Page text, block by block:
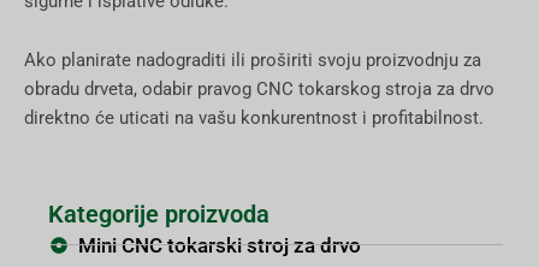
Ako planirate nadograditi ili proširiti svoju proizvodnju za
obradu drveta, odabir pravog CNC tokarskog stroja za drvo
direktno će uticati na vašu konkurentnost i profitabilnost.
Kategorije proizvoda
Mini CNC tokarski stroj za drvo